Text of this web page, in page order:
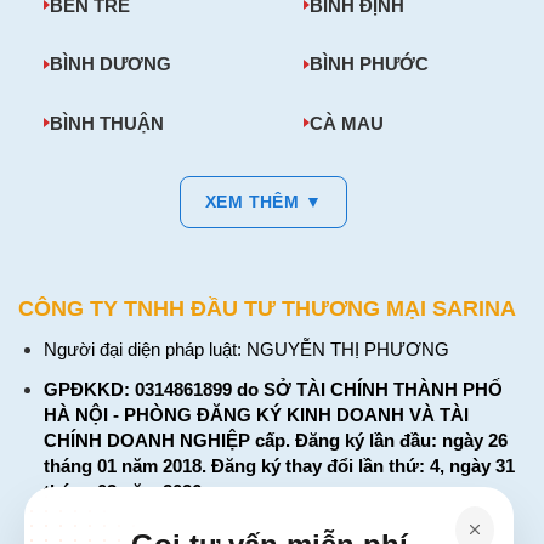
BẾN TRE BÌNH ĐỊNH
BÌNH DƯƠNG BÌNH PHƯỚC
BÌNH THUẬN CÀ MAU
XEM THÊM ▼
CÔNG TY TNHH ĐẦU TƯ THƯƠNG MẠI SARINA
Người đại diện pháp luật: NGUYỄN THỊ PHƯƠNG
GPĐKKD: 0314861899 do SỞ TÀI CHÍNH THÀNH PHỐ
HÀ NỘI - PHÒNG ĐĂNG KÝ KINH DOANH VÀ TÀI
CHÍNH DOANH NGHIỆP cấp. Đăng ký lần đầu: ngày 26
tháng 01 năm 2018. Đăng ký thay đổi lần thứ: 4, ngày 31
tháng 03 năm 2026
226 Đường Láng, Đống Đa, Hà Nội